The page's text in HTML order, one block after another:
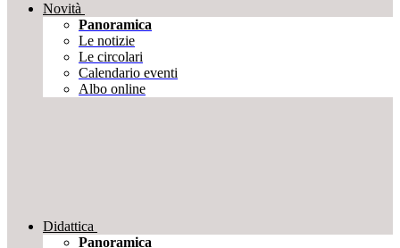
Novità
Panoramica
Le notizie
Le circolari
Calendario eventi
Albo online
Didattica
Panoramica